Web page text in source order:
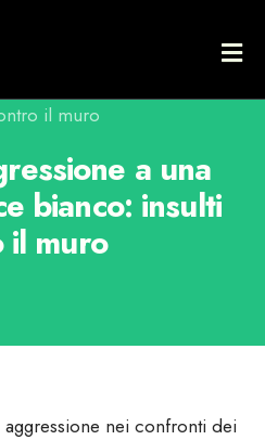
a una
bianco: insulti
il muro
nei confronti dei